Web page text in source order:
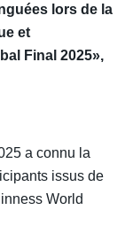
lors de la
et
Final 2025»,
a connu la
issus de
World